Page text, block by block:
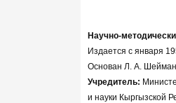
Научно-
Издается с января
Основан Л. А.
Учредитель:
и науки Кыргызской